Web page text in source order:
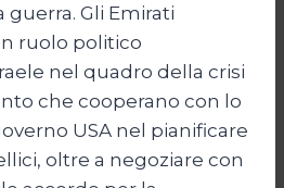
guerra. Gli Emirati
ruolo politico
nel quadro della crisi
che cooperano con lo
USA nel pianificare
oltre a negoziare con